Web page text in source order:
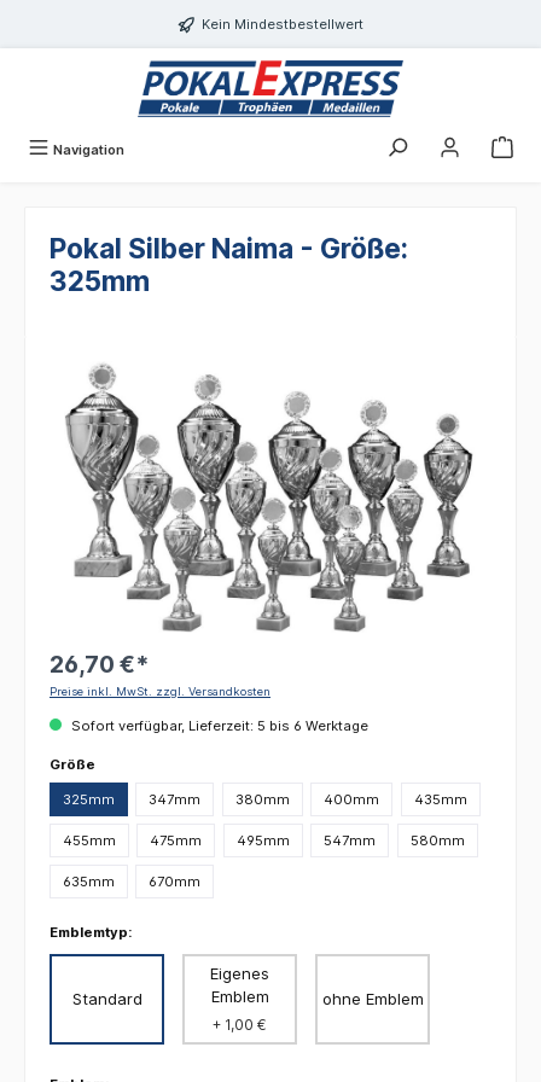
Kein Mindestbestellwert
Navigation
Pokal Silber Naima - Größe:
325mm
Bildergalerie überspringen
26,70 €*
Preise inkl. MwSt. zzgl. Versandkosten
Sofort verfügbar, Lieferzeit: 5 bis 6 Werktage
Größe
325mm 347mm 380mm 400mm 435mm
455mm 475mm 495mm 547mm 580mm
635mm 670mm
Emblemtyp:
Standard
Eigenes
Emblem
+ 1,00 €
ohne Emblem